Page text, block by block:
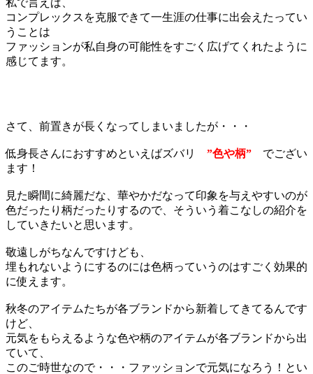
コンプレックスを克服できて一生涯の仕事に出会えたってい
うことは
ファッションが私自身の可能性をすごく広げてくれたように
感じてます。
さて、前置きが長くなってしまいましたが・・・
低身長さんにおすすめといえばズバリ ”色や柄”
でござい
ます ！
見た瞬間に綺麗だな、華やかだなって印象を与えやすいのが
色だったり柄だったり するので、そういう着こなしの紹介を
していきたいと思います。
敬遠しがちなんですけども
埋もれないようにするのには色柄っていうのはすごく効果的
に使えます。
秋冬のアイテムたちが各ブランドから新着して きてるんです
けど
元気をもらえるような色や柄のアイテムが各ブランドから出
ていて、
このご時世なので・・・ファッションで元気になろう！とい